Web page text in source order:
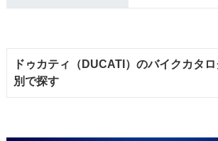
ドゥカティ（DUCATI）のバイクカタ
別で探す